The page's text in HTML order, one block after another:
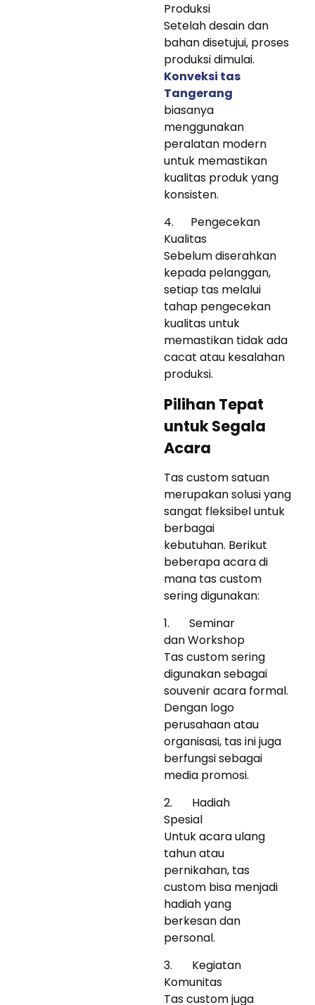
Produksi
Setelah desain dan
bahan disetujui, proses
produksi dimulai.
Konveksi tas
Tangerang
biasanya
menggunakan
peralatan modern
untuk memastikan
kualitas produk yang
konsisten.
4. Pengecekan
Kualitas
Sebelum diserahkan
kepada pelanggan,
setiap tas melalui
tahap pengecekan
kualitas untuk
memastikan tidak ada
cacat atau kesalahan
produksi.
Pilihan Tepat
untuk Segala
Acara
Tas custom satuan
merupakan solusi yang
sangat fleksibel untuk
berbagai
kebutuhan. Berikut
beberapa acara di
mana tas custom
sering digunakan:
1. Seminar
dan Workshop
Tas custom sering
digunakan sebagai
souvenir acara formal.
Dengan logo
perusahaan atau
organisasi, tas ini juga
berfungsi sebagai
media promosi.
2. Hadiah
Spesial
Untuk acara ulang
tahun atau
pernikahan, tas
custom bisa menjadi
hadiah yang
berkesan dan
personal.
3. Kegiatan
Komunitas
Tas custom juga